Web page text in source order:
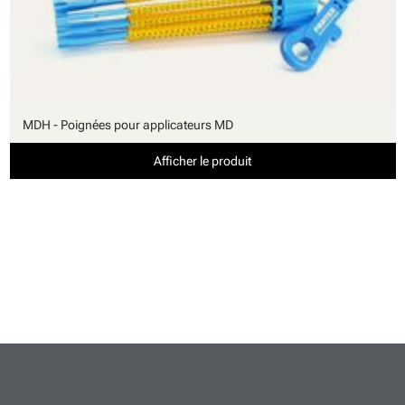
MDH - Poignées pour applicateurs MD
Afficher le produit